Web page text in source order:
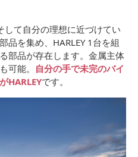
して自分の理想に近づけてい
品を集め、HARLEY 1台を組
部品が存在します。金属主体
可能。 自分の手で未完のバイ
HARLEYです。